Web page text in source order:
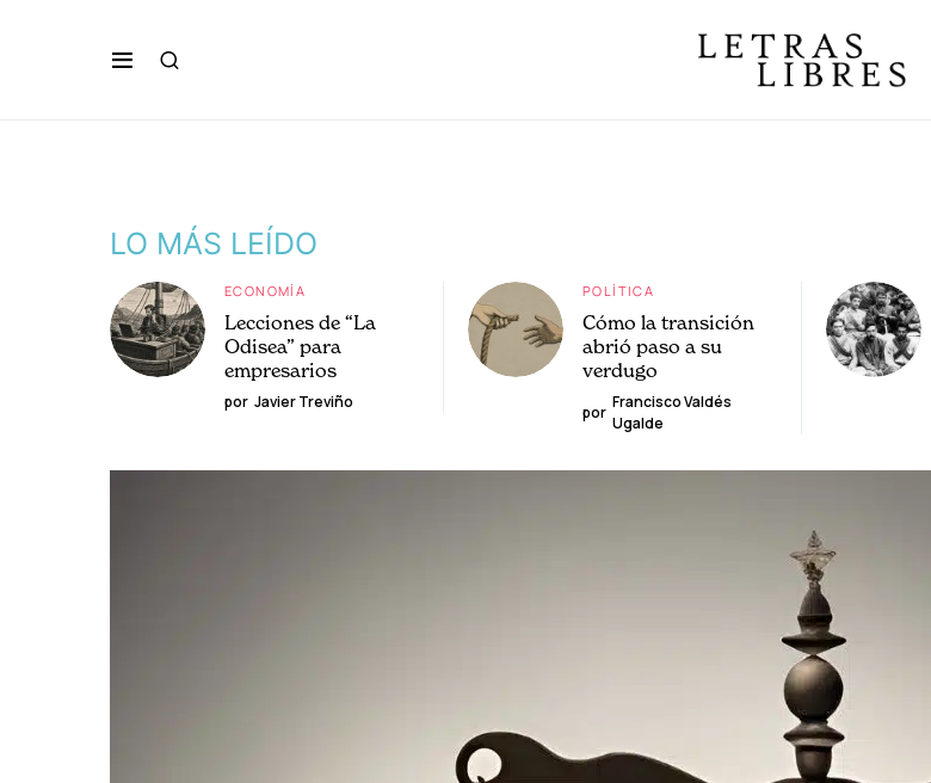
LO MÁS LEÍDO
ECONOMÍA
Lecciones de “La
Odisea” para
empresarios
por Javier Treviño
POLÍTICA
Cómo la transición
abrió paso a su
verdugo
por
Francisco Valdés
Ugalde